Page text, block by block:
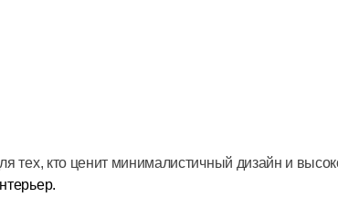
тех, кто ценит минималистичный дизайн и